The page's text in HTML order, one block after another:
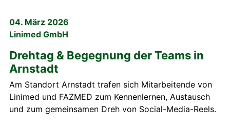
04. März 2026
Linimed GmbH
Drehtag & Begegnung der Teams in
Arnstadt
Am Standort Arnstadt trafen sich Mitarbeitende von
Linimed und FAZMED zum Kennenlernen, Austausch
und zum gemeinsamen Dreh von Social-Media-Reels.